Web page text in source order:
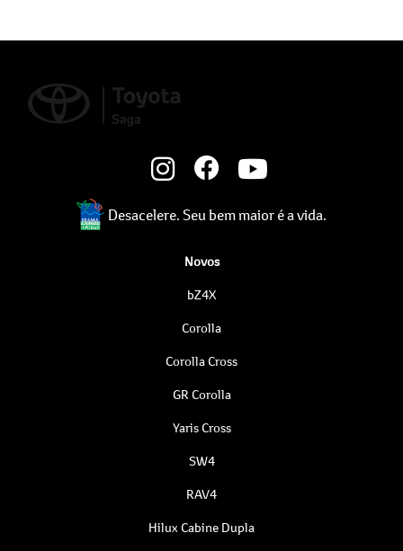
Desacelere. Seu bem maior é a vida.
Novos
bZ4X
Corolla
Corolla Cross
GR Corolla
Yaris Cross
SW4
RAV4
Hilux Cabine Dupla